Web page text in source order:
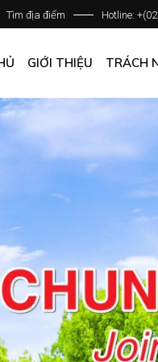
Tìm địa điểm Hotline:
GIỚI THIỆU
DANH SÁCH HỆ
CÁC CHÍNH SÁCH
TRÁCH
GIỚI THIỆU
DANH SÁCH HỆ